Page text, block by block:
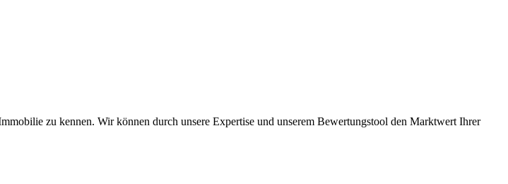
zu kennen. Wir können durch unsere Expertise und unserem Bewertungstool den Marktwert Ihrer